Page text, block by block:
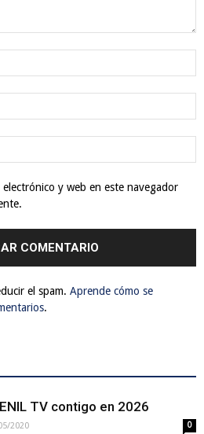
y web en este navegador
el spam. Aprende cómo se
.
TV contigo en 2026
2020 0